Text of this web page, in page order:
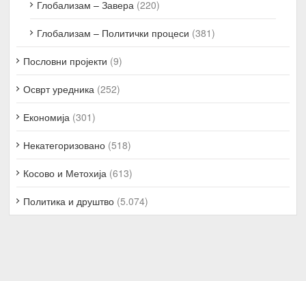
Глобализам – Завера (220)
Глобализам – Политички процеси (381)
Пословни пројекти (9)
Осврт уредника (252)
Економија (301)
Некатегоризовано (518)
Косово и Метохија (613)
Политика и друштво (5.074)